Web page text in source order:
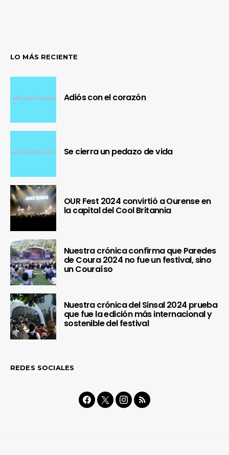
LO MÁS RECIENTE
Adiós con el corazón
Se cierra un pedazo de vida
OUR Fest 2024 convirtió a Ourense en
la capital del Cool Britannia
Nuestra crónica confirma que Paredes
de Coura 2024 no fue un festival, sino
un Couraíso
Nuestra crónica del Sinsal 2024 prueba
que fue la edición más internacional y
sostenible del festival
REDES SOCIALES